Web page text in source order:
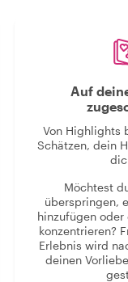
Auf
Von Highlights
Schätzen, dein
Möchtest
überspringen,
hinzufügen
konzentrieren?
Erlebnis wird
deinen